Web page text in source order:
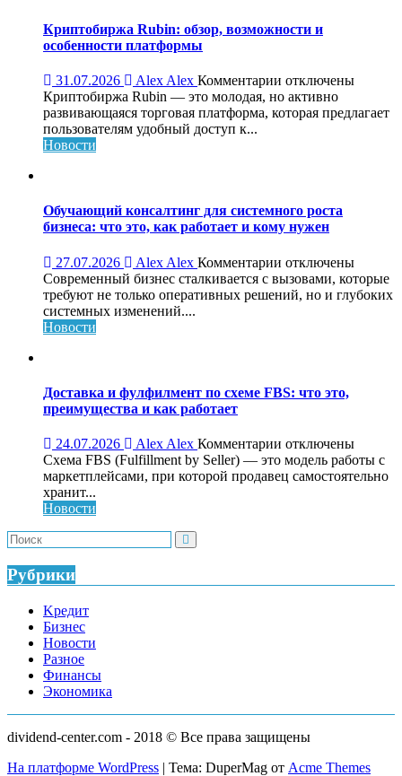
Криптобиржа Rubin: обзор, возможности и
особенности платформы
31.07.2026 Alex Alex Комментарии к
записи
Криптобиржа
платформы
отключены
Криптобиржа Rubin — это молодая, но активно
развивающаяся торговая платформа, которая предлагает
пользователям удобный доступ к...
Новости
Обучающий консалтинг для системного роста
бизнеса: что это, как работает и кому нужен
27.07.2026 Alex Alex Комментарии к
записи
Обучающий
что
работает
и
кому
нужен
отключены
Современный бизнес сталкивается с вызовами, которые
требуют не только оперативных решений, но и глубоких
системных изменений....
Новости
Доставка и фулфилмент по схеме FBS: что это,
преимущества и как работает
24.07.2026 Alex Alex Комментарии к
записи
Доставка
это,
отключены
Схема FBS (Fulfillment by Seller) — это модель работы с
маркетплейсами, при которой продавец самостоятельно
хранит...
Новости
Рубрики
Kредит
Бизнес
Новости
Разное
Финансы
Экономика
dividend-center.com - 2018 © Все права защищены
На платформе WordPress | Тема: DuperMag от Acme Themes